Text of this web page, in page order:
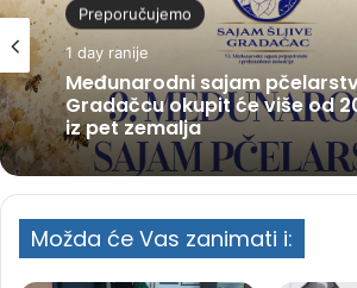
Preporučujemo
1 day ranije
Međunarodni sajam
Gradačcu okupit će više od
iz pet zemalja
Možda će Vas zanimati i: